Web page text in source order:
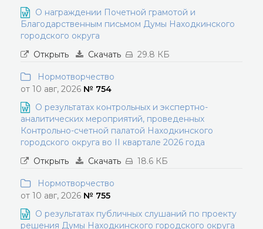
О награждении Почетной грамотой и
Благодарственным письмом Думы Находкинского
городского округа
Открыть
Скачать 29.8 КБ
Нормотворчество
от 10 авг, 2026 № 754
О результатах контрольных и экспертно-
аналитических мероприятий, проведенных
Контрольно-счетной палатой Находкинского
городского округа во II квартале 2026 года
Открыть
Скачать 18.6 КБ
Нормотворчество
от 10 авг, 2026 № 755
О результатах публичных слушаний по проекту
решения Думы Находкинского городского округа